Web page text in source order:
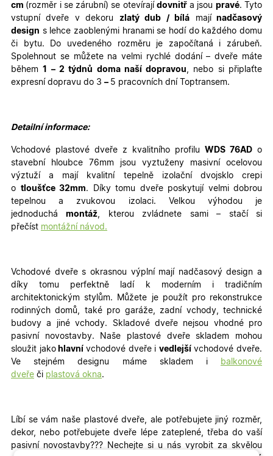
cm (rozměr i se zárubní) se otevírají dovnitřa jsou pravé. Tyto
vstupní dveře v dekoru zlatý dub / bílá majínadčasový
design s lehce zaoblenými hranami se hodí do každého domu
či bytu. Do uvedeného rozměru je započítaná i zárubeň.
Spolehnout se můžete na velmi rychlé dodání – dveře máte
během1 – 2 týdnů doma naší dopravou, nebo si připlaťte
expresní dopravu do 3 – 5 pracovních dní Toptransem.
Detailní informace:
Vchodové plastové dveře z kvalitního profilu WDS 76AD o
stavební hloubce 76mm jsou vyztuženy masivní ocelovou
výztuží a mají kvalitní tepelně izolační dvojsklo crepi
o tloušťce 32mm. Díky tomu dveře poskytují velmi dobrou
tepelnou a zvukovou izolaci. Velkou výhodou je
jednoduchámontáž, kterou zvládnete sami – stačí si
přečíst montážní návod.
Vchodové dveře s okrasnou výplní mají nadčasový design a
díky tomu perfektně ladí k moderním i tradičním
architektonickým stylům. Můžete je použít pro rekonstrukce
rodinných domů, také pro garáže, zadní vchody, technické
budovy a jiné vchody. Skladové dveře nejsou vhodné pro
pasivní novostavby. Naše plastové dveře skladem mohou
sloužit jakohlavní vchodové dveře i vedlejší vchodové dveře.
Ve stejném designu máme skladem i
balkonové
dveře či plastová okna.
Líbí se vám naše plastové dveře, ale potřebujete jiný rozměr,
dekor, nebo potřebujete dveře lépe zateplené, třeba do vaší
pasivní novostavby???
Nechejte si u nás vyrobit za skvělou